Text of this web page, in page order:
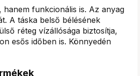
hanem funkcionális is. Az anyag
A táska belső bélésének
réteg vízállósága biztosítja,
esős időben is. Könnyedén